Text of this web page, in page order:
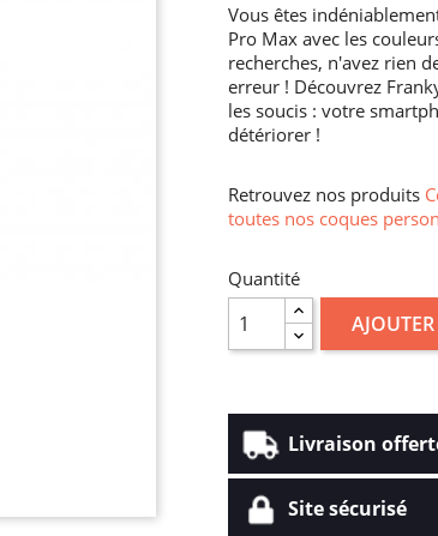
Vous êtes
Pro Max avec les
recherches, n'avez rien
erreur ! Découvrez
les soucis : votre
détériorer !
Retrouvez nos produits
toutes nos coques
Quantité
Livraison
Site sécurisé